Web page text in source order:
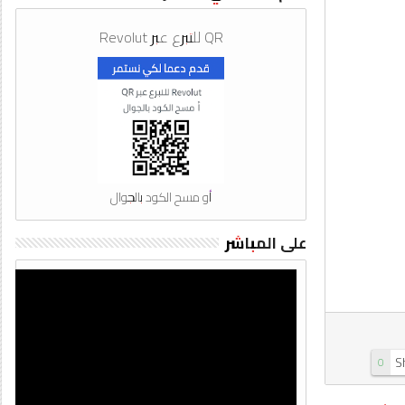
0
QR للتبرع عبر Revolut
أو مسح الكود بالجوال
على المباشر